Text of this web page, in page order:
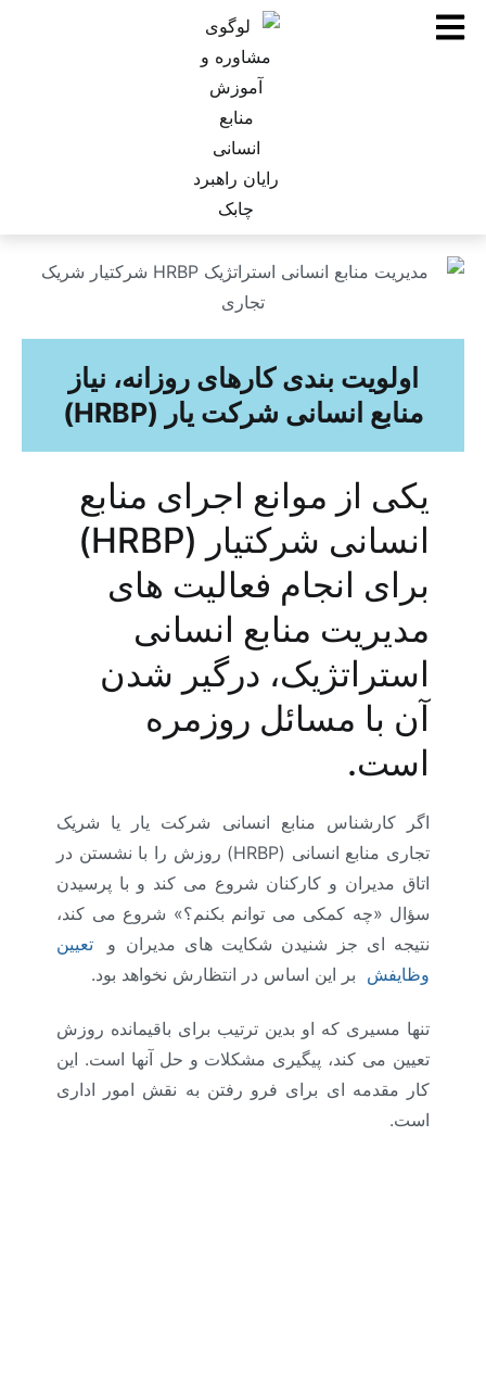
اولویت بندی کارهای روزانه، نیاز
منابع انسانی شرکت یار (HRBP)
یکی از موانع اجرای منابع
انسانی شرکتیار (HRBP)
برای انجام فعالیت های
مدیریت منابع انسانی
استراتژیک، درگیر شدن
آن با مسائل روزمره
است.
اگر کارشناس منابع انسانی شرکت یار یا شریک
تجاری منابع انسانی (HRBP) روزش را با نشستن در
اتاق مدیران و کارکنان شروع می کند و با پرسیدن
سؤال «چه کمکی می توانم بکنم؟» شروع می کند،
نتیجه ای جز شنیدن شکایت های مدیران و
تعیین
وظایفش بر این اساس در انتظارش نخواهد بود.
تنها مسیری که او بدین ترتیب برای باقیمانده روزش
تعیین می کند، پیگیری مشکلات و حل آنها است. این
کار مقدمه ای برای فرو رفتن به نقش امور اداری
است.